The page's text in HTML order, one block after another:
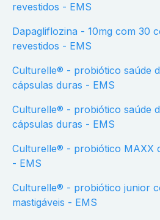
revestidos - EMS
Dapagliflozina - 10mg com 30 comprimidos
revestidos - EMS
Culturelle® - probiótico saúde digestiva com 10
cápsulas duras - EMS
Culturelle® - probiótico saúde digestiva com 30
cápsulas duras - EMS
Culturelle® - probiótico MAXX com 7 cápsulas duras
- EMS
Culturelle® - probiótico junior com 30 comprimidos
mastigáveis - EMS